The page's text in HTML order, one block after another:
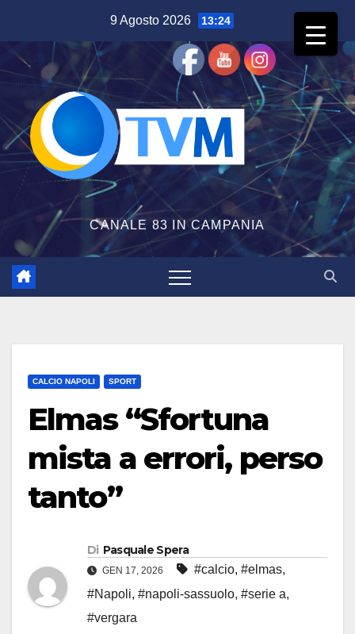
contenuto
9 Agosto 2026 13:24
CANALE 83 IN CAMPANIA
CALCIO NAPOLI SPORT
Elmas “Sfortuna
mista a errori, perso
tanto”
Di Pasquale Spera
GEN 17, 2026 #calcio, #elmas,
#Napoli, #napoli-sassuolo, #serie a,
#vergara